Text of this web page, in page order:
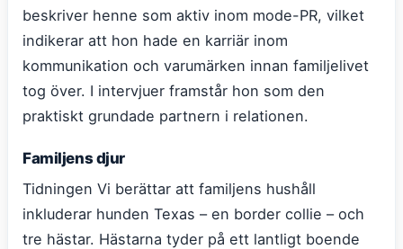
beskriver henne som aktiv inom mode-PR, vilket
indikerar att hon hade en karriär inom
kommunikation och varumärken innan familjelivet
tog över. I intervjuer framstår hon som den
praktiskt grundade partnern i relationen.
Familjens djur
Tidningen Vi berättar att familjens hushåll
inkluderar hunden Texas – en border collie – och
tre hästar. Hästarna tyder på ett lantligt boende